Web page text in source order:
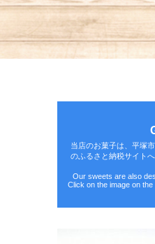
当店のお菓子は、平塚
のふるさと納税サイト
Our sweets are also
Click on the image on